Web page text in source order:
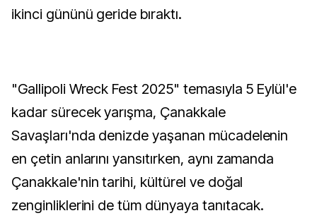
ikinci gününü geride bıraktı.
"Gallipoli Wreck Fest 2025" temasıyla 5 Eylül'e
kadar sürecek yarışma, Çanakkale
Savaşları'nda denizde yaşanan mücadelenin
en çetin anlarını yansıtırken, aynı zamanda
Çanakkale'nin tarihi, kültürel ve doğal
zenginliklerini de tüm dünyaya tanıtacak.